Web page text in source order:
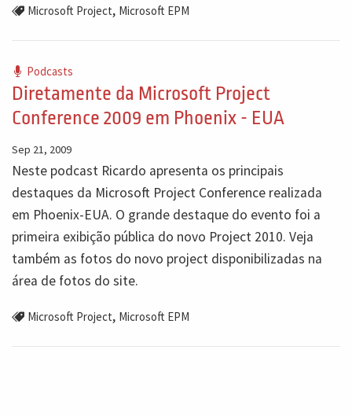
Microsoft Project, Microsoft EPM
Podcasts
Diretamente da Microsoft Project
Conference 2009 em Phoenix - EUA
Sep 21, 2009
Neste podcast Ricardo apresenta os principais
destaques da Microsoft Project Conference realizada
em Phoenix-EUA. O grande destaque do evento foi a
primeira exibição pública do novo Project 2010. Veja
também as fotos do novo project disponibilizadas na
área de fotos do site.
Microsoft Project, Microsoft EPM